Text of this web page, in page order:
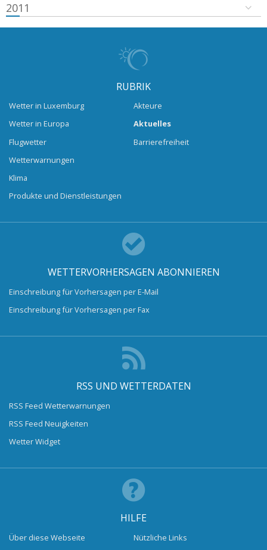
2011
RUBRIK
Wetter in Luxemburg
Wetter in Europa
Flugwetter
Wetterwarnungen
Klima
Produkte und Dienstleistungen
Akteure
Aktuelles
Barrierefreiheit
WETTERVORHERSAGEN ABONNIEREN
Einschreibung für Vorhersagen per E-Mail
Einschreibung für Vorhersagen per Fax
RSS UND WETTERDATEN
RSS Feed Wetterwarnungen
RSS Feed Neuigkeiten
Wetter Widget
HILFE
Über diese Webseite
Nützliche Links